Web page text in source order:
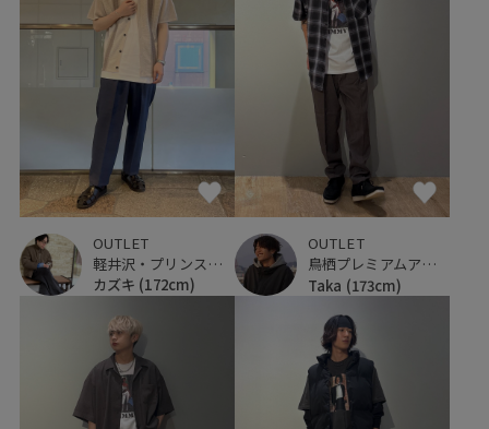
OUTLET
軽井沢・プリンスショッピングプラザ
カズキ (172cm)
OUTLET
鳥栖プレミアムアウトレット
Taka (173cm)